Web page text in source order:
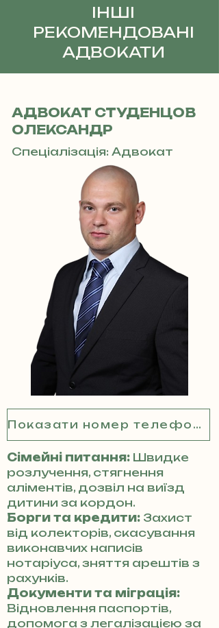
ІНШІ
РЕКОМЕНДОВАНІ
АДВОКАТИ
АДВОКАТ СТУДЕНЦОВ
ОЛЕКСАНДР
Спеціалізація: Адвокат
Показати номер телефону
Сімейні питання: Швидке
розлучення, стягнення
аліментів, дозвіл на виїзд
дитини за кордон.
Борги та кредити: Захист
від колекторів, скасування
виконавчих написів
нотаріуса, зняття арештів з
рахунків.
Документи та міграція:
Відновлення паспортів,
допомога з легалізацією за